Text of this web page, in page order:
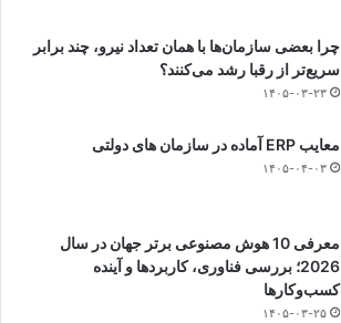
چرا بعضی سازمان‌ها با همان تعداد نیرو، چند برابر
سریع‌تر از رقبا رشد می‌کنند؟
۱۴۰۵-۰۳-۲۳
معایب ERP آماده در سازمان های دولتی
۱۴۰۵-۰۴-۰۳
معرفی 10 هوش مصنوعی برتر جهان در سال
2026؛ بررسی فناوری، کاربردها و آینده
کسب‌وکارها
۱۴۰۵-۰۳-۲۵